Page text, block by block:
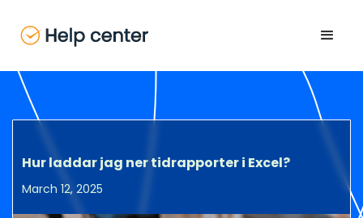
Hur laddar jag ner tidrapporter i Excel?
March 12, 2025